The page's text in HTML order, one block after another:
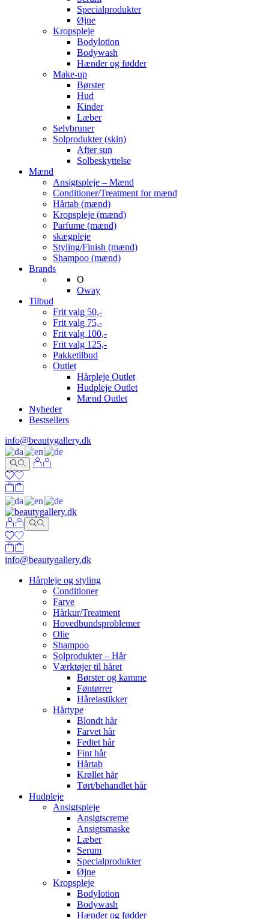
Specialprodukter
Øjne
Kropspleje
Bodylotion
Bodywash
Hænder og fødder
Make-up
Børster
Hud
Kinder
Læber
Selvbruner
Solprodukter (skin)
After sun
Solbeskyttelse
Mænd
Ansigtspleje – Mænd
Conditioner/Treatment for mænd
Hårtab (mænd)
Kropspleje (mænd)
Parfume (mænd)
skægpleje
Styling/Finish (mænd)
Shampoo (mænd)
Brands
O
Oway
Tilbud
Frit valg 50,-
Frit valg 75,-
Frit valg 100,-
Frit valg 125,-
Pakketilbud
Outlet
Hårpleje Outlet
Hudpleje Outlet
Mænd Outlet
Nyheder
Bestsellers
info@beautygallery.dk
info@beautygallery.dk
Hårpleje og styling
Conditioner
Farve
Hårkur/Treatment
Hovedbundsproblemer
Olie
Shampoo
Solprodukter – Hår
Værktøjer til håret
Børster og kamme
Føntørrer
Hårelastikker
Hårtype
Blondt hår
Farvet hår
Fedtet hår
Fint hår
Hårtab
Krøllet hår
Tørt/behandlet hår
Hudpleje
Ansigtspleje
Ansigtscreme
Ansigtsmaske
Læber
Serum
Specialprodukter
Øjne
Kropspleje
Bodylotion
Bodywash
Hænder og fødder